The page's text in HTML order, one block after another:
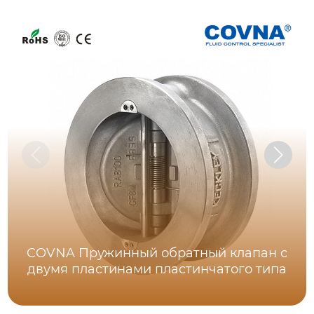
COVNA Пружинный обратный клапан с
двумя пластинами пластинчатого типа